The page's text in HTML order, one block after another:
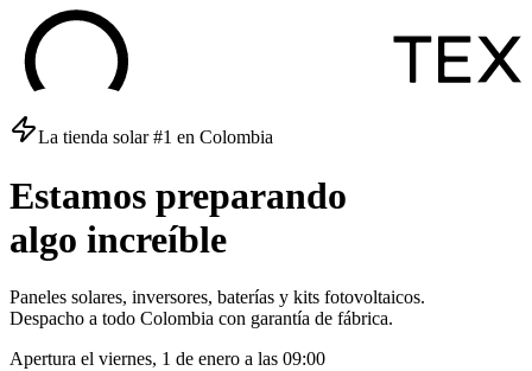
La tienda solar #1 en Colombia
Estamos preparando
algo increíble
Paneles solares, inversores, baterías y kits fotovoltaicos.
Despacho a todo Colombia con garantía de fábrica.
Apertura el viernes, 1 de enero a las 09:00